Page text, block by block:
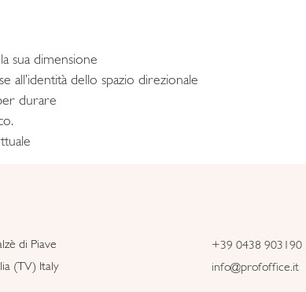
sua dimensione
all’identità dello spazio direzionale
durare
di Piave
(TV) Italy
+39 0438 903190
info@profoffice.it